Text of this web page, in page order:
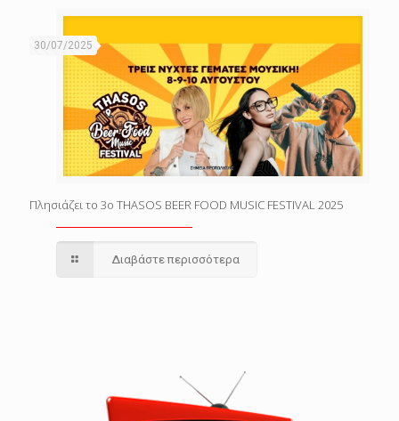
30/07/2025
Πλησιάζει το 3o THASOS BEER FOOD MUSIC FESTIVAL 2025
Διαβάστε περισσότερα